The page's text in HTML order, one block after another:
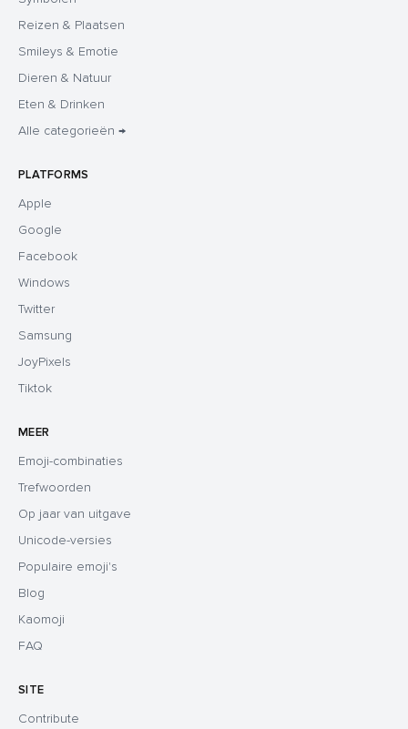
Reizen & Plaatsen
Smileys & Emotie
Dieren & Natuur
Eten & Drinken
Alle categorieën →
PLATFORMS
Apple
Google
Facebook
Windows
Twitter
Samsung
JoyPixels
Tiktok
MEER
Emoji-combinaties
Trefwoorden
Op jaar van uitgave
Unicode-versies
Populaire emoji's
Blog
Kaomoji
FAQ
SITE
Contribute